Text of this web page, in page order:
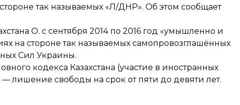
так называемых «Л/ДНР». Об этом сообщает
О. с сентября 2014 по 2016 год «умышленно и
на стороне так называемых самопровозглашённых
Сил Украины.
кодекса Казахстана (участие в иностранных
лишение свободы на срок от пяти до девяти лет.